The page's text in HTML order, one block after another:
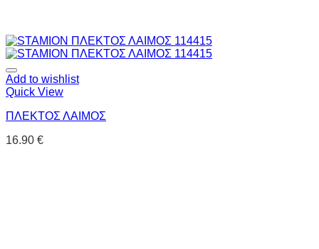
Add to wishlist
Quick View
ΠΛΕΚΤΟΣ ΛΑΙΜΟΣ
16.90 €